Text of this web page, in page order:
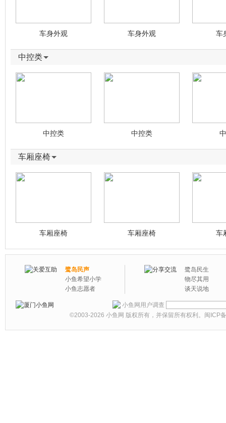
车身外观 车身外观 车
中控类
中控类 中控类
车厢座椅
车厢座椅 车厢座椅 车
鹭岛民声
小鱼希望小学
小鱼志愿者
鹭岛民生
物尽其用
谈天说地
小鱼网用户调查
©2003-2026 小鱼网 版权所有，并保留所有权利。 闽ICP